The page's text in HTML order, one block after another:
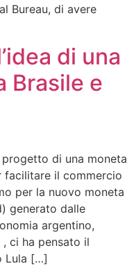
Bureau, di avere
di una
Brasile e
di una moneta
facilitare il commercio
per la nuovo moneta
generato dalle
argentino,
, ci ha pensato il
Lula […]